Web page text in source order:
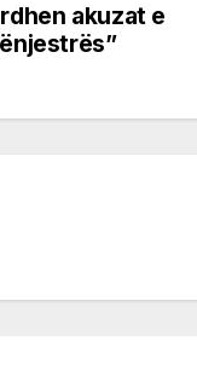
akuzat e